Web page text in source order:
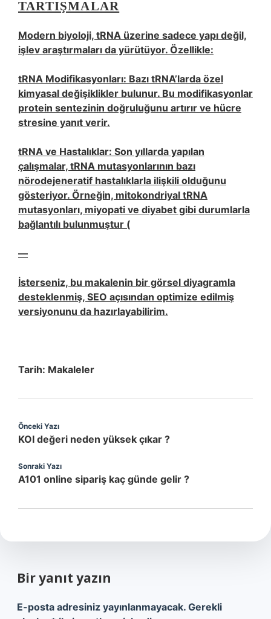
TARTIŞMALAR
Modern biyoloji, tRNA üzerine sadece yapı değil,
işlev araştırmaları da yürütüyor. Özellikle:
tRNA Modifikasyonları: Bazı tRNA’larda özel
kimyasal değişiklikler bulunur. Bu modifikasyonlar
protein sentezinin doğruluğunu artırır ve hücre
stresine yanıt verir.
tRNA ve Hastalıklar: Son yıllarda yapılan
çalışmalar, tRNA mutasyonlarının bazı
nörodejeneratif hastalıklarla ilişkili olduğunu
gösteriyor. Örneğin, mitokondriyal tRNA
mutasyonları, miyopati ve diyabet gibi durumlarla
bağlantılı bulunmuştur (
—
İsterseniz, bu makalenin bir görsel diyagramla
desteklenmiş, SEO açısından optimize edilmiş
versiyonunu da hazırlayabilirim.
Tarih: Makaleler
Önceki Yazı
KOI değeri neden yüksek çıkar ?
Sonraki Yazı
A101 online sipariş kaç günde gelir ?
Bir yanıt yazın
E-posta adresiniz yayınlanmayacak. Gerekli